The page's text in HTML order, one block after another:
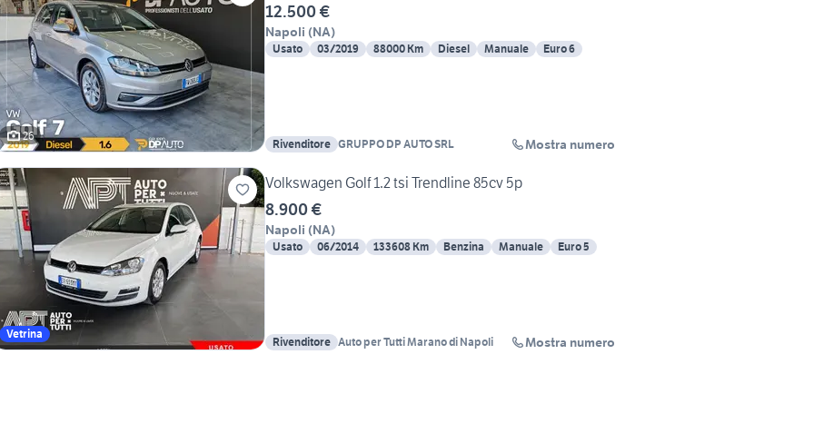
26
12.500 €
Napoli (NA)
Usato 03/2019 88000 Km Diesel Manuale Euro 6
Rivenditore GRUPPO DP AUTO SRL Mostra numero
Vetrina
Volkswagen Golf 1.2 tsi Trendline 85cv 5p
8.900 €
Napoli (NA)
Usato 06/2014 133608 Km Benzina Manuale Euro 5
Rivenditore Auto per Tutti Marano di Napoli Mostra numero